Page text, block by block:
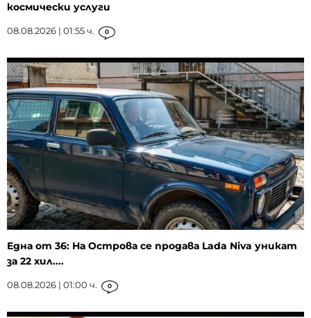
космически услуги
08.08.2026 | 01:55 ч. 0
Една от 36: На Острова се продава Lada Niva уникат
за 22 хил....
08.08.2026 | 01:00 ч. 0